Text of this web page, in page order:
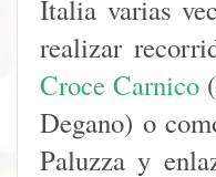
Italia varias
realizar
Croce Carnico
Degano) o
Paluzza y